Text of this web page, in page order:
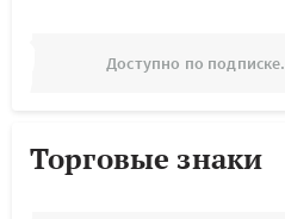
Доступно по подписке.
Торговые знаки